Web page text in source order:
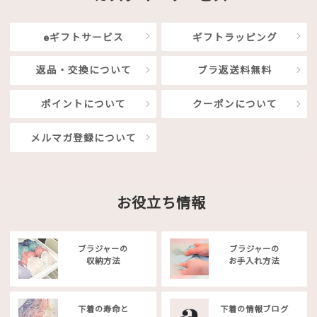
eギフトサービス ギフトラッピング
返品・交換について ブラ返送料無料
ポイントについて クーポンについて
メルマガ登録について
お役立ち情報
ブラジャーの
収納方法
ブラジャーの
お手入れ方法
下着の寿命と
下着の情報ブログ